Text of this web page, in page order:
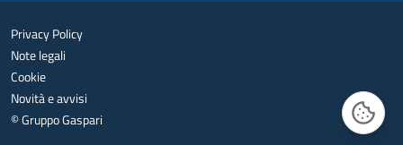
Privacy Policy
Note legali
Cookie
Novità e avvisi
© Gruppo Gaspari